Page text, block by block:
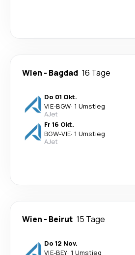
Wien - Bagdad 16 Tage
Do 01 Okt.
VIE-BGW· 1 Umstieg
AJet
Fr 16 Okt.
BGW-VIE· 1 Umstieg
AJet
Wien - Beirut 15 Tage
Do 12 Nov.
VIE-BEY· 1 Umstieg